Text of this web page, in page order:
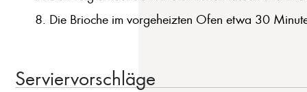
Die Brioche im vorgeheizten Ofen etwa 30
Serviervorschläge